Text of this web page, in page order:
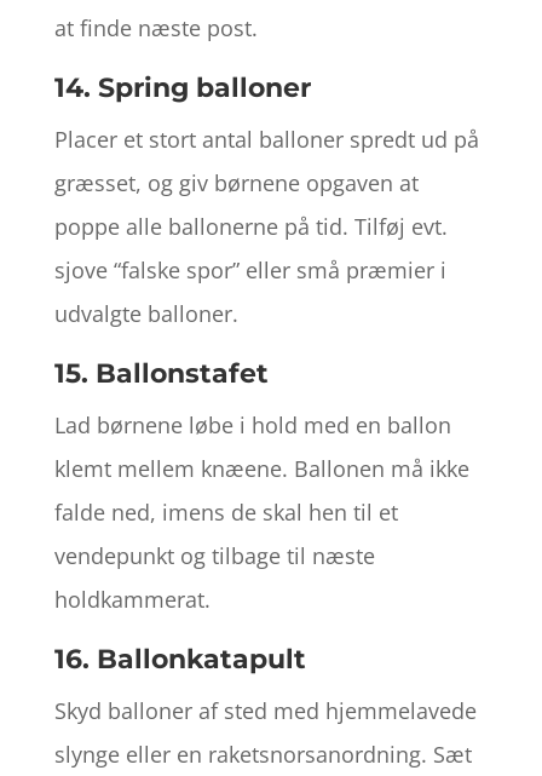
at finde næste post.
14. Spring balloner
Placer et stort antal balloner spredt ud på
græsset, og giv børnene opgaven at
poppe alle ballonerne på tid. Tilføj evt.
sjove “falske spor” eller små præmier i
udvalgte balloner.
15. Ballonstafet
Lad børnene løbe i hold med en ballon
klemt mellem knæene. Ballonen må ikke
falde ned, imens de skal hen til et
vendepunkt og tilbage til næste
holdkammerat.
16. Ballonkatapult
Skyd balloner af sted med hjemmelavede
slynge eller en raketsnorsanordning. Sæt